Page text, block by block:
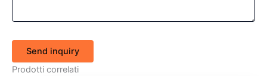
Send inquiry
Prodotti correlati